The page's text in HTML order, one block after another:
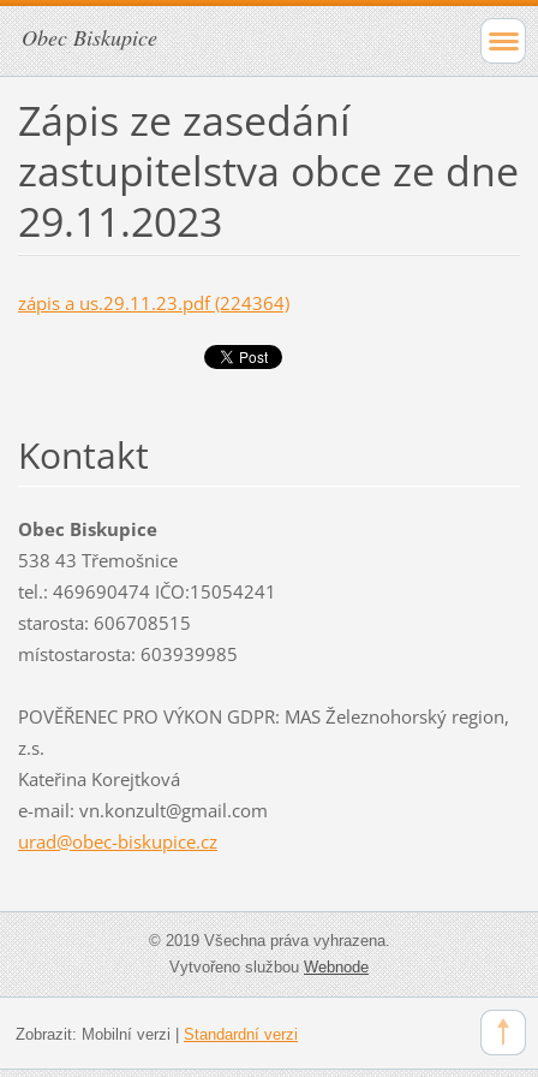
Obec Biskupice
Zápis ze zasedání
zastupitelstva obce ze dne
29.11.2023
zápis a us.29.11.23.pdf (224364)
Kontakt
Obec Biskupice
538 43 Třemošnice
tel.: 469690474 IČO:15054241
starosta: 606708515
místostarosta: 603939985
POVĚŘENEC PRO VÝKON GDPR: MAS Železnohorský region,
z.s.
Kateřina Korejtková
e-mail: vn.konzult@gmail.com
urad@obec-biskupice.cz
© 2019 Všechna práva vyhrazena.
Vytvořeno službouWebnode
Zobrazit: Mobilní verzi | Standardní verzi